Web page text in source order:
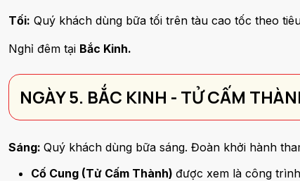
Tối: Quý khách dùng bữa tối trên tàu cao tốc theo
Nghỉ đêm tại Bắc Kinh.
NGÀY 5. BẮC KINH - TỬ CẤM
Sáng: Quý khách dùng bữa sáng. Đoàn khởi hành
Cố Cung (Tử Cấm Thành) được xem là công